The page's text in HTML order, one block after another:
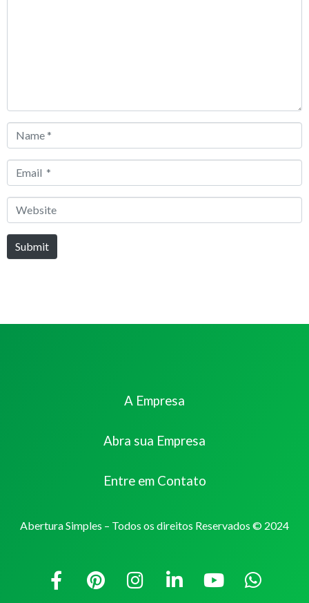
Name
Email
Website
Submit
A Empresa
Abra sua Empresa
Entre em Contato
Abertura Simples – Todos os direitos Reservados © 2024